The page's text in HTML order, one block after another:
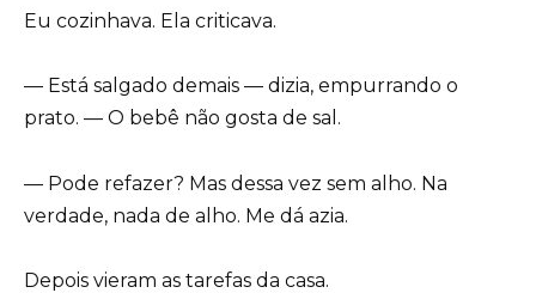
Eu cozinhava. Ela criticava.
— Está salgado demais — dizia, empurrando o
prato. — O bebê não gosta de sal.
— Pode refazer? Mas dessa vez sem alho. Na
verdade, nada de alho. Me dá azia.
Depois vieram as tarefas da casa.